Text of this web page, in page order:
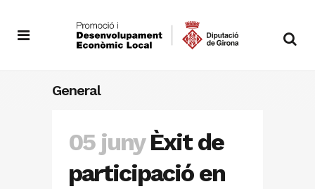
General
05 juny Èxit de
participació en